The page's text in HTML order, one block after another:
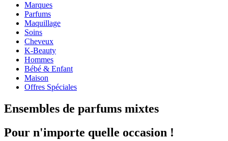
Marques
Parfums
Maquillage
Soins
Cheveux
K-Beauty
Hommes
Bébé & Enfant
Maison
Offres Spéciales
Ensembles de parfums mixtes
Pour n'importe quelle occasion !